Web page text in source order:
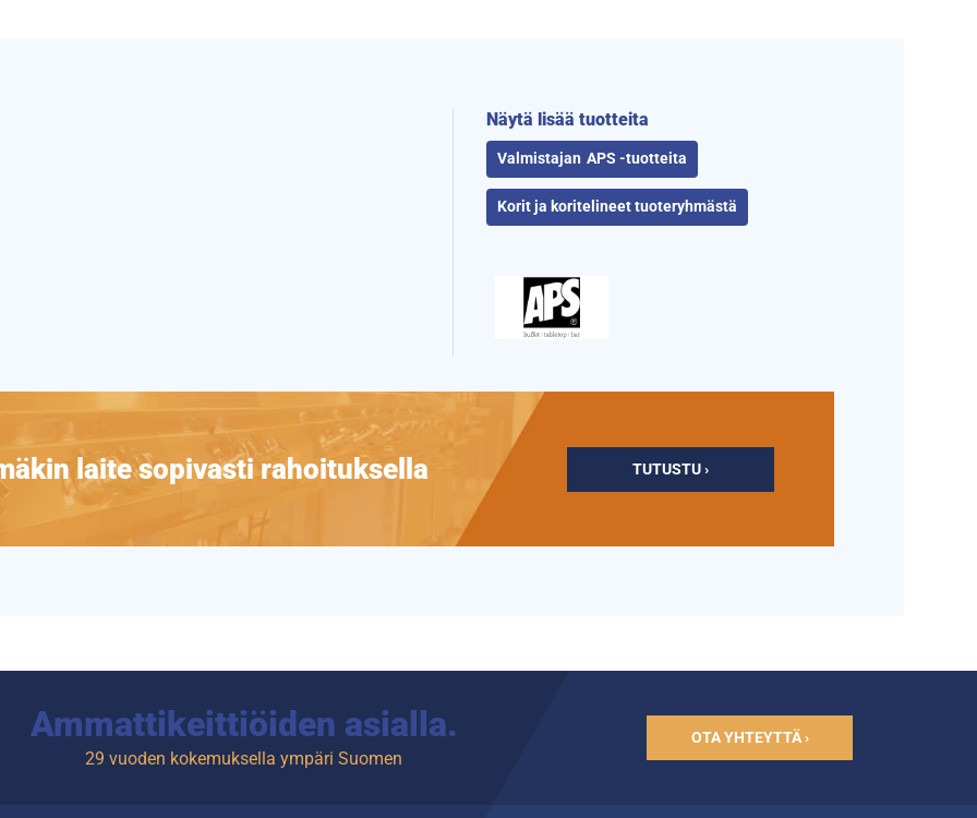
Näytä lisää tuotteita
APS -tuotteita
Korit ja koritelineet tuoteryhmästä
laite sopivasti rahoituksella TUTUSTU ›
Ammattikeittiöiden asialla.
29 vuoden kokemuksella ympäri Suomen
OTA YHTEYTTÄ ›